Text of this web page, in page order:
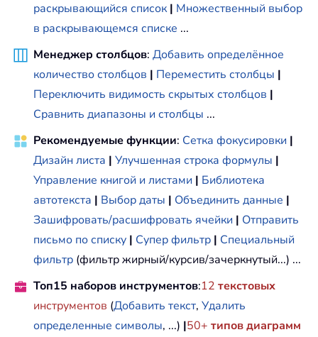
раскрывающийся список | Множественный выбор
в раскрывающемся списке ...
Менеджер столбцов: Добавить определённое
количество столбцов | Переместить столбцы |
Переключить видимость скрытых столбцов |
Сравнить диапазоны и столбцы ...
Рекомендуемые функции: Сетка фокусировки |
Дизайн листа | Улучшенная строка формулы |
Управление книгой и листами | Библиотека
автотекста | Выбор даты | Объединить данные |
Зашифровать/расшифровать ячейки | Отправить
письмо по списку | Супер фильтр | Специальный
фильтр (фильтр жирный/курсив/зачеркнутый...) ...
Топ15 наборов инструментов:12 текстовых
инструментов (Добавить текст, Удалить
определенные символы, ...) |50+ типов диаграмм